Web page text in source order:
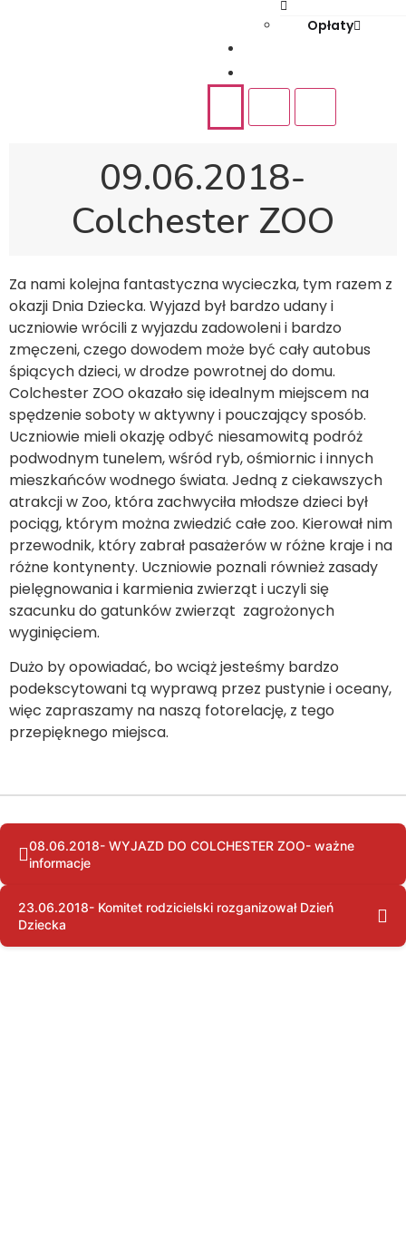
Opłaty
09.06.2018-
Colchester ZOO
Za nami kolejna fantastyczna wycieczka, tym razem z
okazji Dnia Dziecka. Wyjazd był bardzo udany i
uczniowie wrócili z wyjazdu zadowoleni i bardzo
zmęczeni, czego dowodem może być cały autobus
śpiących dzieci, w drodze powrotnej do domu.
Colchester ZOO okazało się idealnym miejscem na
spędzenie soboty w aktywny i pouczający sposób.
Uczniowie mieli okazję odbyć niesamowitą podróż
podwodnym tunelem, wśród ryb, ośmiornic i innych
mieszkańców wodnego świata. Jedną z ciekawszych
atrakcji w Zoo, która zachwyciła młodsze dzieci był
pociąg, którym można zwiedzić całe zoo. Kierował nim
przewodnik, który zabrał pasażerów w różne kraje i na
różne kontynenty. Uczniowie poznali również zasady
pielęgnowania i karmienia zwierząt i uczyli się
szacunku do gatunków zwierząt zagrożonych
wyginięciem.
Dużo by opowiadać, bo wciąż jesteśmy bardzo
podekscytowani tą wyprawą przez pustynie i oceany,
więc zapraszamy na naszą fotorelację, z tego
przepięknego miejsca.
08.06.2018- WYJAZD DO COLCHESTER ZOO- ważne
informacje
23.06.2018- Komitet rodzicielski rozganizował Dzień
Dziecka